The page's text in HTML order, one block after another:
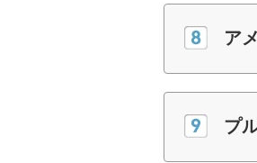
ア
プ